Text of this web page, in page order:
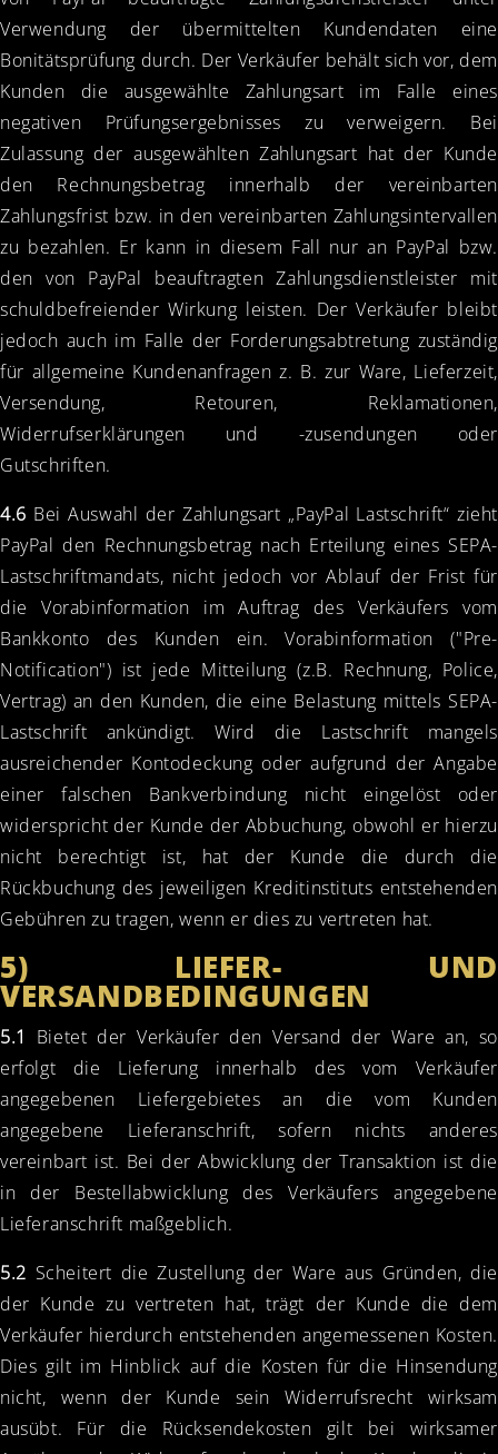
Verwendung der übermittelten Kundendaten eine
Bonitätsprüfung durch. Der Verkäufer behält sich vor, dem
Kunden die ausgewählte Zahlungsart im Falle eines
negativen Prüfungsergebnisses zu verweigern. Bei
Zulassung der ausgewählten Zahlungsart hat der Kunde
den Rechnungsbetrag innerhalb der vereinbarten
Zahlungsfrist bzw. in den vereinbarten Zahlungsintervallen
zu bezahlen. Er kann in diesem Fall nur an PayPal bzw.
den von PayPal beauftragten Zahlungsdienstleister mit
schuldbefreiender Wirkung leisten. Der Verkäufer bleibt
jedoch auch im Falle der Forderungsabtretung zuständig
für allgemeine Kundenanfragen z. B. zur Ware, Lieferzeit,
Versendung, Retouren, Reklamationen,
Widerrufserklärungen und -zusendungen oder
Gutschriften.
4.6 Bei Auswahl der Zahlungsart „PayPal Lastschrift“ zieht
PayPal den Rechnungsbetrag nach Erteilung eines SEPA-
Lastschriftmandats, nicht jedoch vor Ablauf der Frist für
die Vorabinformation im Auftrag des Verkäufers vom
Bankkonto des Kunden ein. Vorabinformation ("Pre-
Notification") ist jede Mitteilung (z.B. Rechnung, Police,
Vertrag) an den Kunden, die eine Belastung mittels SEPA-
Lastschrift ankündigt. Wird die Lastschrift mangels
ausreichender Kontodeckung oder aufgrund der Angabe
einer falschen Bankverbindung nicht eingelöst oder
widerspricht der Kunde der Abbuchung, obwohl er hierzu
nicht berechtigt ist, hat der Kunde die durch die
Rückbuchung des jeweiligen Kreditinstituts entstehenden
Gebühren zu tragen, wenn er dies zu vertreten hat.
5) LIEFER- UND
VERSANDBEDINGUNGEN
5.1
Bietet der Verkäufer den Versand der Ware an, so
erfolgt die Lieferung innerhalb des vom Verkäufer
angegebenen Liefergebietes an die vom Kunden
angegebene Lieferanschrift, sofern nichts anderes
vereinbart ist. Bei der Abwicklung der Transaktion ist die
in der Bestellabwicklung des Verkäufers angegebene
Lieferanschrift maßgeblich.
5.2 Scheitert die Zustellung der Ware aus Gründen, die
der Kunde zu vertreten hat, trägt der Kunde die dem
Verkäufer hierdurch entstehenden angemessenen Kosten.
Dies gilt im Hinblick auf die Kosten für die Hinsendung
nicht, wenn der Kunde sein Widerrufsrecht wirksam
ausübt. Für die Rücksendekosten gilt bei wirksamer